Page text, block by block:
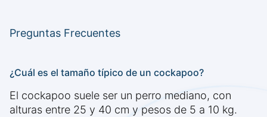
Preguntas Frecuentes
¿Cuál es el tamaño típico de un cockapoo?
El cockapoo suele ser un perro mediano, con
alturas entre 25 y 40 cm y pesos de 5 a 10 kg.